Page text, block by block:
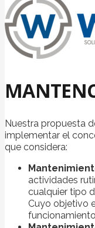
Nuestra propuesta
implementar el
que considera:
actividades
cualquier tipo
Cuyo objetivo